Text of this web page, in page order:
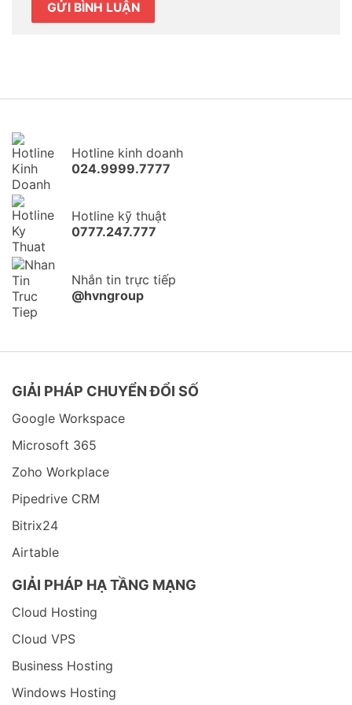
Hotline kinh doanh
024.9999.7777
Hotline kỹ thuật
0777.247.777
Nhắn tin trực tiếp
@hvngroup
GIẢI PHÁP CHUYỂN ĐỔI SỐ
Google Workspace
Microsoft 365
Zoho Workplace
Pipedrive CRM
Bitrix24
Airtable
GIẢI PHÁP HẠ TẦNG MẠNG
Cloud Hosting
Cloud VPS
Business Hosting
Windows Hosting